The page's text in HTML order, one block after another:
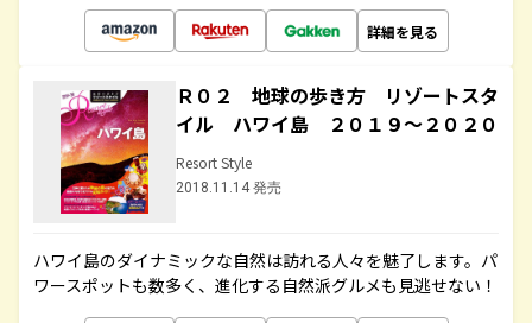
詳細を見る
Ｒ０２ 地球の歩き方 リゾートスタ
イル ハワイ島 ２０１９～２０２０
Resort Style
2018.11.14 発売
ハワイ島のダイナミックな自然は訪れる人々を魅了します。パ
ワースポットも数多く、進化する自然派グルメも見逃せない！